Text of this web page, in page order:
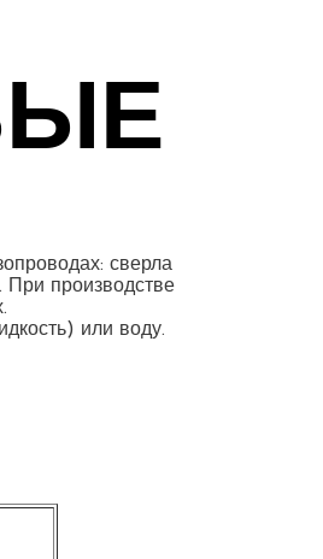
сверла
При производстве
или воду.